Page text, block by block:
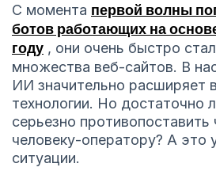
С момента первой волны
ботов работающих на
году , они очень быстро
множества веб-сайтов. В
ИИ значительно расширяет
технологии. Но достаточно
серьезно
человеку-оператору? А это
ситуации.